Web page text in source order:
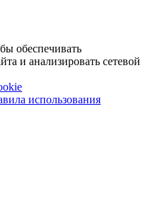
обеспечивать
и анализировать сетевой
использования